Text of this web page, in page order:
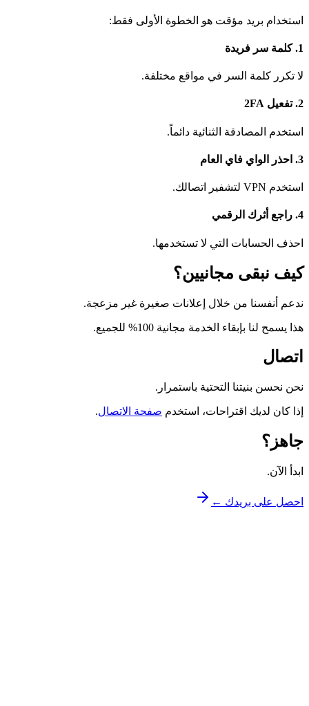
استخدام بريد مؤقت هو الخطوة الأولى فقط:
1
.كلمة سر فريدة
لا تكرر كلمة السر في مواقع مختلفة.
2
.تفعيل 2FA
استخدم المصادقة الثنائية دائماً.
3
. احذر الواي فاي العام
استخدم VPN لتشفير اتصالك.
4
. راجع أثرك الرقمي
احذف الحسابات التي لا تستخدمها.
كيف نبقى مجانيين؟
ندعم أنفسنا من خلال إعلانات صغيرة غير مزعجة.
هذا يسمح لنا بإبقاء الخدمة مجانية 100% للجميع.
اتصال
نحن نحسن بنيتنا التحتية باستمرار.
إذا كان لديك اقتراحات، استخدم صفحة الاتصال.
جاهز؟
ابدأ الآن.
احصل على بريدك ←